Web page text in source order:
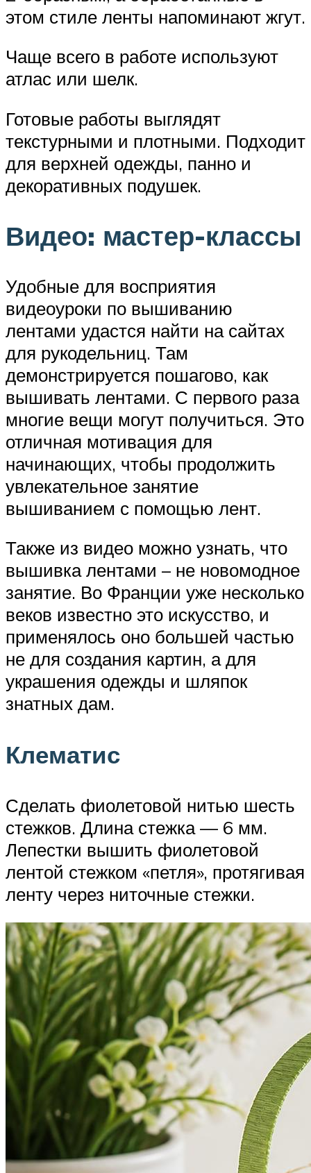
этом стиле ленты напоминают жгут.
Чаще всего в работе используют
атлас или шелк.
Готовые работы выглядят
текстурными и плотными. Подходит
для верхней одежды, панно и
декоративных подушек.
Видео: мастер-классы
Удобные для восприятия
видеоуроки по вышиванию
лентами удастся найти на сайтах
для рукодельниц. Там
демонстрируется пошагово, как
вышивать лентами. С первого раза
многие вещи могут получиться. Это
отличная мотивация для
начинающих, чтобы продолжить
увлекательное занятие
вышиванием с помощью лент.
Также из видео можно узнать, что
вышивка лентами – не новомодное
занятие. Во Франции уже несколько
веков известно это искусство, и
применялось оно большей частью
не для создания картин, а для
украшения одежды и шляпок
знатных дам.
Клематис
Сделать фиолетовой нитью шесть
стежков. Длина стежка — 6 мм.
Лепестки вышить фиолетовой
лентой стежком «петля», протягивая
ленту через ниточные стежки.